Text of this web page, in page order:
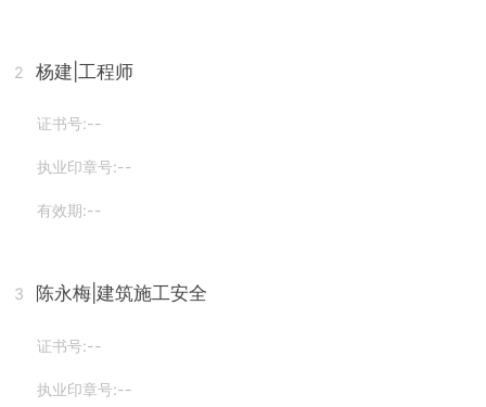
2 杨建 |工程师
证书号:--
执业印章号:--
有效期:--
3 陈永梅 |建筑施工安全
证书号:--
执业印章号:--